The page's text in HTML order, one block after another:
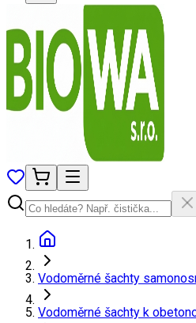
Vodoměrné šachty
Vodoměrné šachty k